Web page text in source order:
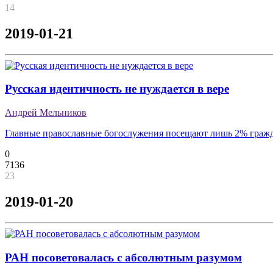
14
2019-01-21
Русская идентичность не нуждается в вере
Андрей Мельников
Главные православные богослужения посещают лишь 2%
0
7136
23
2019-01-20
РАН посоветовалась с абсолютным разумом